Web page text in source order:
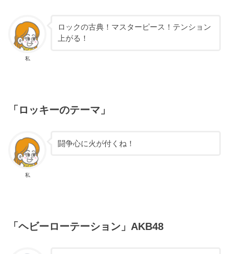
私
ロックの古典！マスターピース！テンション
上がる！
「ロッキーのテーマ」
私
闘争心に火が付くね！
「ヘビーローテーション」AKB48